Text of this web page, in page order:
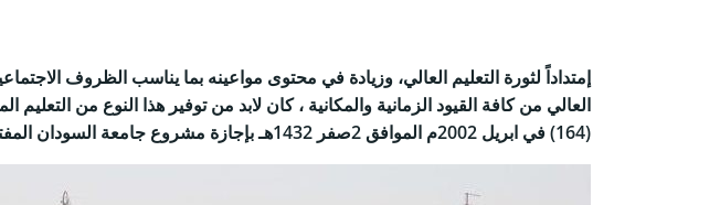
إمتداداً لثورة التعليم العالي، وزيادة في محتوى مواعينه بما يناسب الظروف
العالي من كافة القيود الزمانية والمكانية ، كان لابد من توفير هذا النوع من
(164) في ابريل 2002م الموافق 2صفر 1432هـ بإجازة مشروع جامعة السودان المفتوحة. كجامعة حكومية تتبنى نظام التعلّم المفتوح عن بعد.